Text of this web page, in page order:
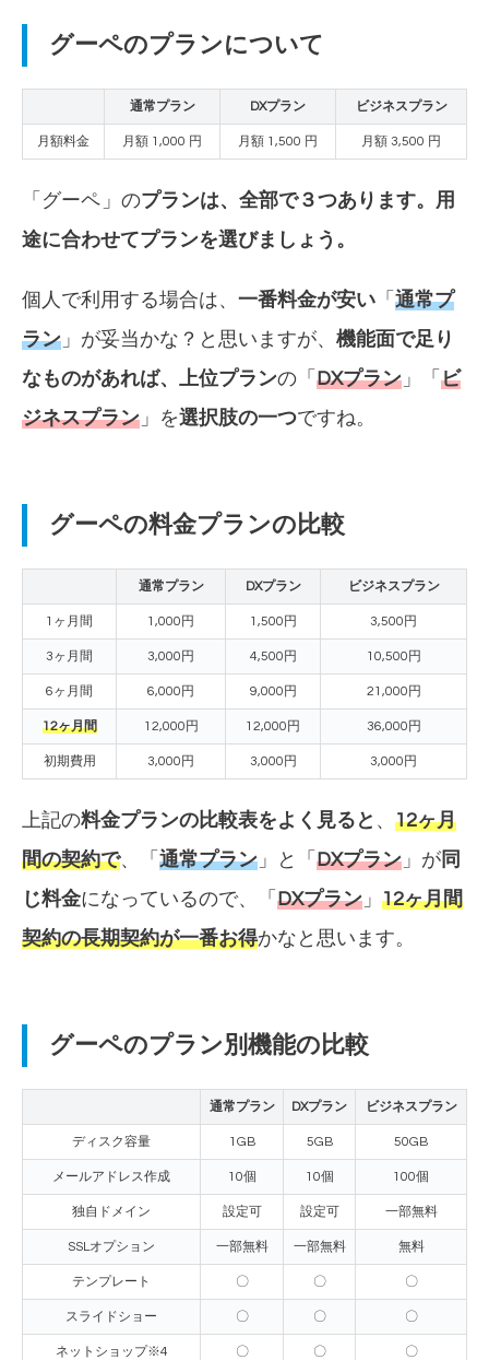
グーペのプランについて
通常プラン DXプラン ビジネスプラン
月額料金 月額 1,000 円 月額 1,500 円 月額 3,500 円
「 グーペ 」のプランは、全部で３つあります。用
途に合わせてプランを選びましょう。
個人で利用する場合は、 一番料金が安い 「 通常プ
ラン 」が妥当かな？と思いますが、 機能面で足り
なものがあれば、上位プランの「 DXプラン 」「 ビ
ジネスプラン 」を選択肢の一つですね。
グーペの料金プランの比較
通常プラン DXプラン ビジネスプラン
1ヶ月間 1,000円 1,500円 3,500円
3ヶ月間 3,000円 4,500円 10,500円
6ヶ月間 6,000円 9,000円 21,000円
12ヶ月間 12,000 円 12,000 円 36,000円
初期費用 3,000円 3,000円 3,000円
上記の料金プランの比較表をよく見ると 、 12ヶ月
間の契約で、「 通常プラン 」と「 DXプラン 」が 同
じ料金になっているので、「 DXプラン 」 12ヶ月間
契約の長期契約が一番お得かなと思います。
グーペのプラン別機能の比較
通常プラン DXプラン ビジネスプラン
ディスク容量 1GB 5GB 50GB
メールアドレス作成 10個 10個 100個
独自ドメイン 設定可 設定可 一部無料
SSLオプション 一部無料 一部無料 無料
テンプレート 〇 〇 〇
スライドショー 〇 〇 〇
ネットショップ※4 〇 〇 〇